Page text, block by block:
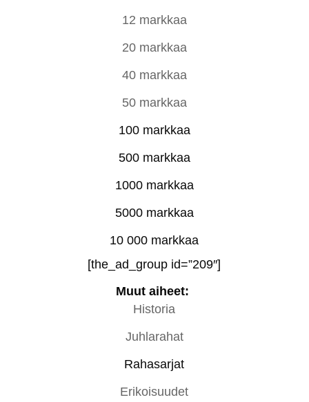
12 markkaa
20 markkaa
40 markkaa
50 markkaa
100 markkaa
500 markkaa
1000 markkaa
5000 markkaa
10 000 markkaa
[the_ad_group id=”209″]
Muut aiheet:
Historia
Juhlarahat
Rahasarjat
Erikoisuudet